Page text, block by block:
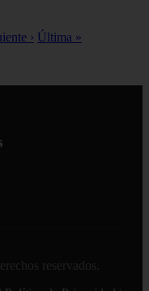
› Última »
reservados.